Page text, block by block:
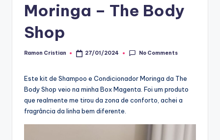
Moringa – The Body
Shop
Posted
Ramon Cristian 27/01/2024 No Comments
Este kit de Shampoo e Condicionador Moringa da The
Body Shop veio na minha Box Magenta. Foi um produto
que realmente me tirou da zona de conforto, achei a
fragrância da linha bem diferente.